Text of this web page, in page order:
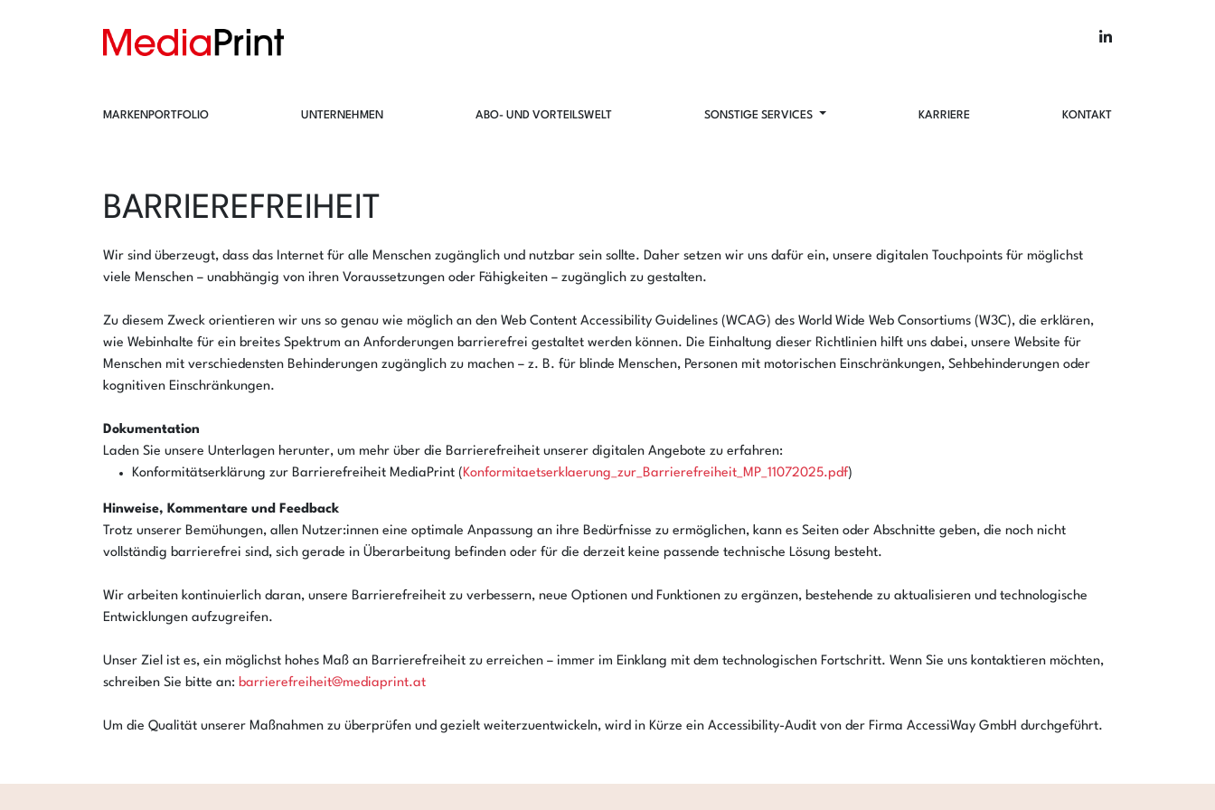
MARKENPORTFOLIO UNTERNEHMEN ABO- UND VORTEILSWELT SONSTIGE SERVICES KARRIERE KONTAKT
BARRIEREFREIHEIT
Wir sind überzeugt, dass das Internet für alle Menschen zugänglich und nutzbar sein sollte. Daher setzen wir uns dafür ein, unsere digitalen Touchpoints für möglichst
viele Menschen – unabhängig von ihren Voraussetzungen oder Fähigkeiten – zugänglich zu gestalten.
Zu diesem Zweck orientieren wir uns so genau wie möglich an den Web Content Accessibility Guidelines (WCAG) des World Wide Web Consortiums (W3C), die erklären,
wie Webinhalte für ein breites Spektrum an Anforderungen barrierefrei gestaltet werden können. Die Einhaltung dieser Richtlinien hilft uns dabei, unsere Website für
Menschen mit verschiedensten Behinderungen zugänglich zu machen – z. B. für blinde Menschen, Personen mit motorischen Einschränkungen, Sehbehinderungen oder
kognitiven Einschränkungen.
Dokumentation
Laden Sie unsere Unterlagen herunter, um mehr über die Barrierefreiheit unserer digitalen Angebote zu erfahren:
Konformitätserklärung zur Barrierefreiheit MediaPrint (Konformitaetserklaerung_zur_Barrierefreiheit_MP_11072025.pdf)
Hinweise, Kommentare und Feedback
Trotz unserer Bemühungen, allen Nutzer:innen eine optimale Anpassung an ihre Bedürfnisse zu ermöglichen, kann es Seiten oder Abschnitte geben, die noch nicht
vollständig barrierefrei sind, sich gerade in Überarbeitung befinden oder für die derzeit keine passende technische Lösung besteht.
Wir arbeiten kontinuierlich daran, unsere Barrierefreiheit zu verbessern, neue Optionen und Funktionen zu ergänzen, bestehende zu aktualisieren und technologische
Entwicklungen aufzugreifen.
Unser Ziel ist es, ein möglichst hohes Maß an Barrierefreiheit zu erreichen – immer im Einklang mit dem technologischen Fortschritt. Wenn Sie uns kontaktieren möchten,
schreiben Sie bitte an: barrierefreiheit@mediaprint.at
Um die Qualität unserer Maßnahmen zu überprüfen und gezielt weiterzuentwickeln, wird in Kürze ein Accessibility-Audit von der Firma AccessiWay GmbH durchgeführt.